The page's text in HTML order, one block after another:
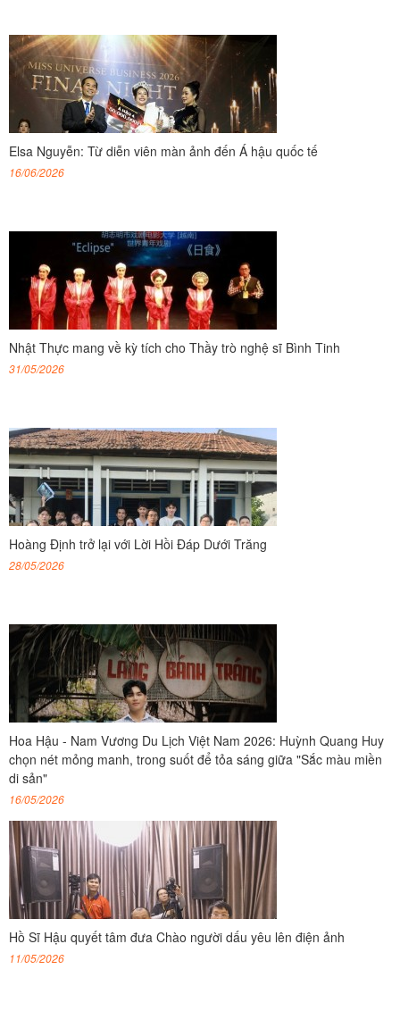
Elsa Nguyễn: Từ diễn viên màn ảnh đến Á hậu quốc tế
16/06/2026
Nhật Thực mang về kỳ tích cho Thầy trò nghệ sĩ Bình Tinh
31/05/2026
Hoàng Định trở lại với Lời Hồi Đáp Dưới Trăng
28/05/2026
Hoa Hậu - Nam Vương Du Lịch Việt Nam 2026: Huỳnh Quang Huy
chọn nét mỏng manh, trong suốt để tỏa sáng giữa "Sắc màu miền
di sản"
16/05/2026
Hồ Sĩ Hậu quyết tâm đưa Chào người dấu yêu lên điện ảnh
11/05/2026